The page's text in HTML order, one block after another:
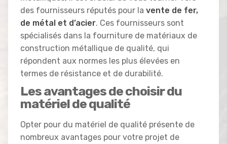
des fournisseurs réputés pour la vente de fer,
de métal et d’acier. Ces fournisseurs sont
spécialisés dans la fourniture de matériaux de
construction métallique de qualité, qui
répondent aux normes les plus élevées en
termes de résistance et de durabilité.
Les avantages de choisir du
matériel de qualité
Opter pour du matériel de qualité présente de
nombreux avantages pour votre projet de